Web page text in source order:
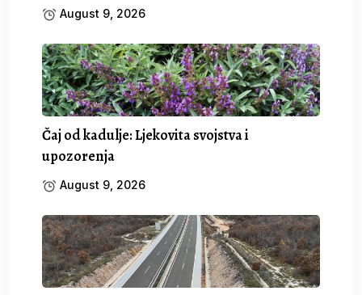
August 9, 2026
Čaj od kadulje: Ljekovita svojstva i
upozorenja
August 9, 2026